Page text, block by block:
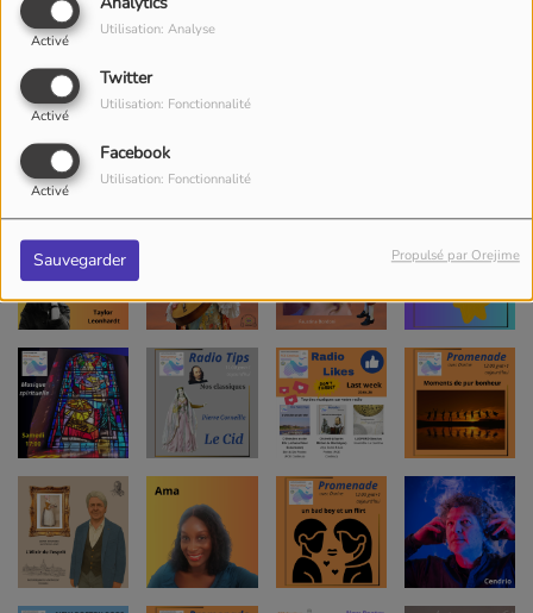
Activé
Utilisation: Analyse
Twitter
Activé
Utilisation: Fonctionnalité
Facebook
Activé
Utilisation: Fonctionnalité
Sauvegarder Propulsé par Orejime